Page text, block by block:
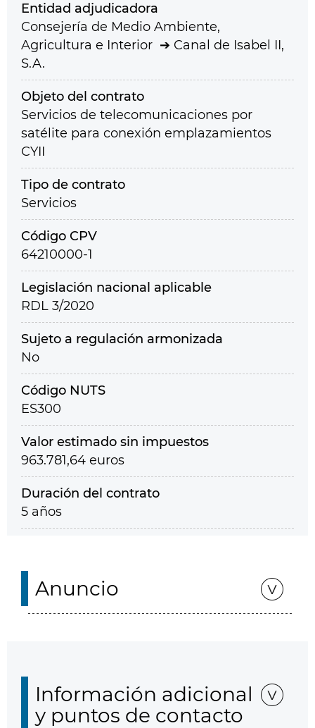
Entidad adjudicadora
Consejería de Medio Ambiente,
Agricultura e Interior
Canal de Isabel II,
S.A.
Objeto del contrato
Servicios de telecomunicaciones por
satélite para conexión emplazamientos
CYII
Tipo de contrato
Servicios
Código CPV
64210000-1
Legislación nacional aplicable
RDL 3/2020
Sujeto a regulación armonizada
No
Código NUTS
ES300
Valor estimado sin impuestos
963.781,64 euros
Duración del contrato
5 años
Anuncio
Información adicional
y puntos de contacto